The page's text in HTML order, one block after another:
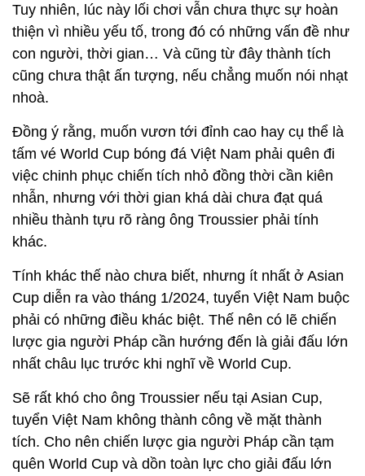
Tuy nhiên, lúc này lối chơi vẫn chưa thực sự hoàn
thiện vì nhiều yếu tố, trong đó có những vấn đề như
con người, thời gian… Và cũng từ đây thành tích
cũng chưa thật ấn tượng, nếu chẳng muốn nói nhạt
nhoà.
Đồng ý rằng, muốn vươn tới đỉnh cao hay cụ thể là
tấm vé World Cup bóng đá Việt Nam phải quên đi
việc chinh phục chiến tích nhỏ đồng thời cần kiên
nhẫn, nhưng với thời gian khá dài chưa đạt quá
nhiều thành tựu rõ ràng ông Troussier phải tính
khác.
Tính khác thế nào chưa biết, nhưng ít nhất ở Asian
Cup diễn ra vào tháng 1/2024, tuyển Việt Nam buộc
phải có những điều khác biệt. Thế nên có lẽ chiến
lược gia người Pháp cần hướng đến là giải đấu lớn
nhất châu lục trước khi nghĩ về World Cup.
Sẽ rất khó cho ông Troussier nếu tại Asian Cup,
tuyển Việt Nam không thành công về mặt thành
tích. Cho nên chiến lược gia người Pháp cần tạm
quên World Cup và dồn toàn lực cho giải đấu lớn